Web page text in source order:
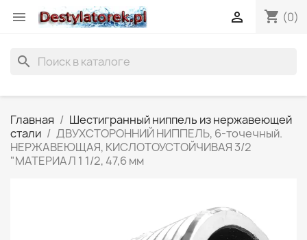
 shopping_cart (0)

search
Главная
Шестигранный ниппель из нержавеющей
стали
ДВУХСТОРОННИЙ НИППЕЛЬ, 6-точечный.
НЕРЖАВЕЮЩАЯ, КИСЛОТОУСТОЙЧИВАЯ 3/2
"МАТЕРИАЛ 1 1/2, 47,6 мм